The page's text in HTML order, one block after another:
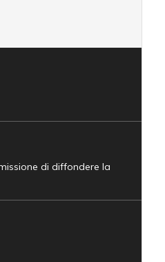
di diffondere la